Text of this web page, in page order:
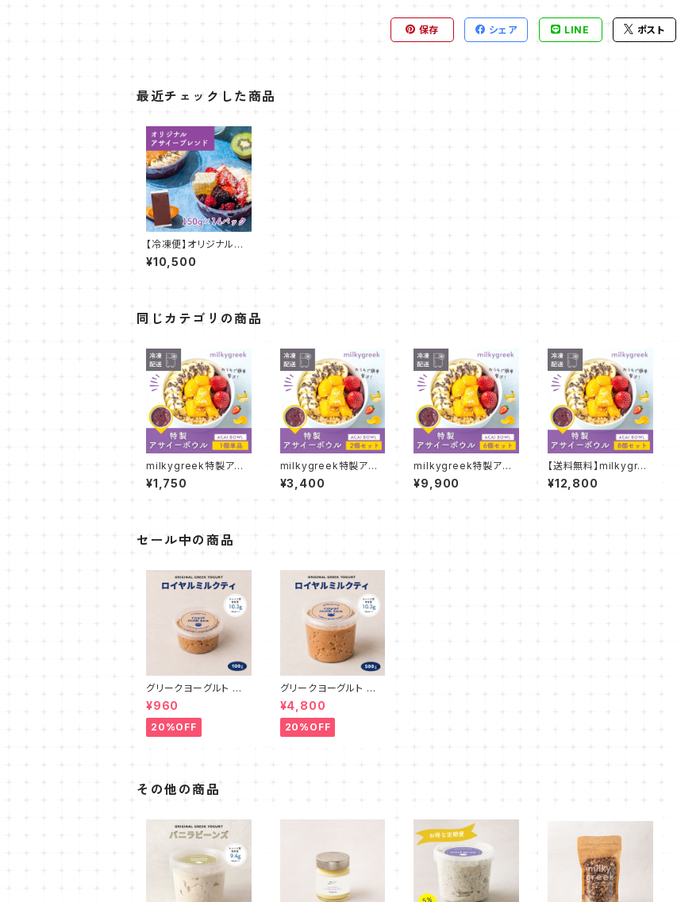
保存 シェア LINE ポスト
最近チェックした商品
【冷凍便】オリジナルア
サイーブレンド 150g 1
4パック
¥10,500
同じカテゴリの商品
milkygreek特製アサ
イーボウル 1個単品
¥1,750
milkygreek特製アサ
イーボウル 2個セット
¥3,400
milkygreek特製アサ
イーボウル 6個セット
¥9,900
【送料無料】milkygree
k特製アサイーボウル 8
個セット
¥12,800
セール中の商品
グリークヨーグルト ロ
イヤルミルクティ 100g
¥960
20%OFF
グリークヨーグルト ロ
イヤルミルクティ 500g
¥4,800
20%OFF
その他の商品